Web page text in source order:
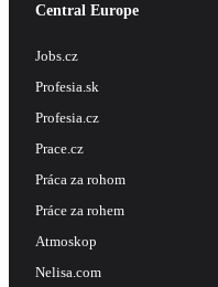
Central Europe
Jobs.cz
Profesia.sk
Profesia.cz
Prace.cz
Práca za rohom
Práce za rohem
Atmoskop
Nelisa.com